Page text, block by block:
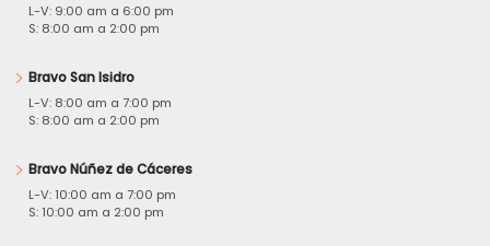
L-V: 9:00 am a 6:00 pm
S: 8:00 am a 2:00 pm
Bravo San Isidro
L-V: 8:00 am a 7:00 pm
S: 8:00 am a 2:00 pm
Bravo Núñez de Cáceres
L-V: 10:00 am a 7:00 pm
S: 10:00 am a 2:00 pm